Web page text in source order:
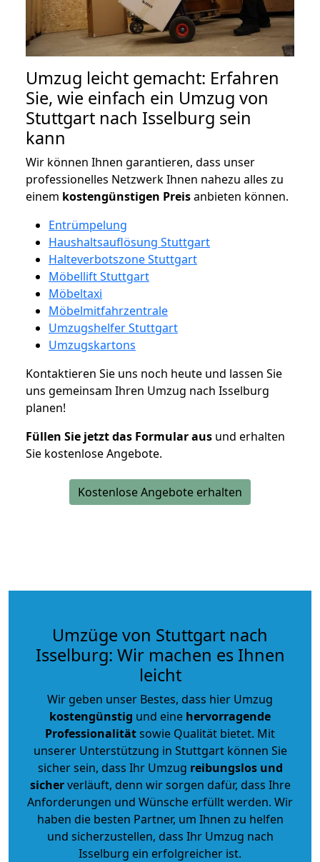
Umzug leicht gemacht: Erfahren
Sie, wie einfach ein Umzug von
Stuttgart nach Isselburg sein
kann
Wir können Ihnen garantieren, dass unser
professionelles Netzwerk Ihnen nahezu alles zu
einem kostengünstigen Preisanbieten können.
Entrümpelung
Haushaltsauflösung Stuttgart
Halteverbotszone Stuttgart
Möbellift Stuttgart
Möbeltaxi
Möbelmitfahrzentrale
Umzugshelfer Stuttgart
Umzugskartons
Kontaktieren Sie uns noch heute und lassen Sie
uns gemeinsam Ihren Umzug nach Isselburg
planen!
Füllen Sie jetzt das Formular aus und erhalten
Sie kostenlose Angebote.
Kostenlose Angebote erhalten
Umzüge von Stuttgart nach
Isselburg: Wir machen es Ihnen
leicht
Wir geben unser Bestes, dass hier Umzug
kostengünstig und eine hervorragende
Professionalitätsowie Qualität bietet. Mit
unserer Unterstützung in Stuttgart können Sie
sicher sein, dass Ihr Umzug reibungslos und
sicherverläuft, denn wir sorgen dafür, dass Ihre
Anforderungen und Wünsche erfüllt werden. Wir
haben die besten Partner, um Ihnen zu helfen
und sicherzustellen, dass Ihr Umzug nach
Isselburg ein erfolgreicher ist.